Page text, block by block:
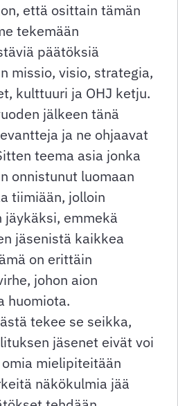
että osittain tämän
tekemään
päätöksiä
missio, visio, strategia,
kulttuuri ja OHJ ketju.
jälkeen tänä
ja ne ohjaavat
teema asia jonka
onnistunut luomaan
tiimiään, jolloin
emmekä
jäsenistä kaikkea
on erittäin
johon aion
huomiota.
tekee se seikka,
jäsenet eivät voi
mielipiteitään
näkökulmia jää